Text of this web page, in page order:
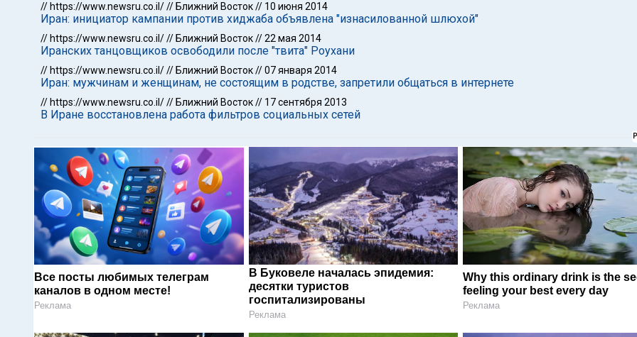
// https://www.newsru.co.il/// Ближний Восток// 10 июня 2014
Иран: инициатор кампании против хиджаба объявлена "изнасилованной шлюхой"
// https://www.newsru.co.il/// Ближний Восток//22 мая 2014
Иранских танцовщиков освободили после "твита" Роухани
// https://www.newsru.co.il/// Ближний Восток//07 января 2014
Иран: мужчинам и женщинам, не состоящим в родстве, запретили общаться в интернете
// https://www.newsru.co.il/// Ближний Восток// 17 сентября 2013
В Иране восстановлена работа фильтров социальных сетей
Все посты любимых телеграм
каналов в одном месте!
Реклама
В Буковеле началась эпидемия:
десятки туристов
госпитализированы
Реклама
Why this ordinary drink is the
feeling your best every day
Реклама